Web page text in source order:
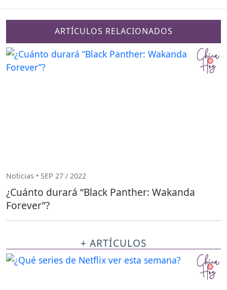
ARTÍCULOS RELACIONADOS
Noticias • SEP 27 / 2022
¿Cuánto durará “Black Panther: Wakanda
Forever”?
+ ARTÍCULOS